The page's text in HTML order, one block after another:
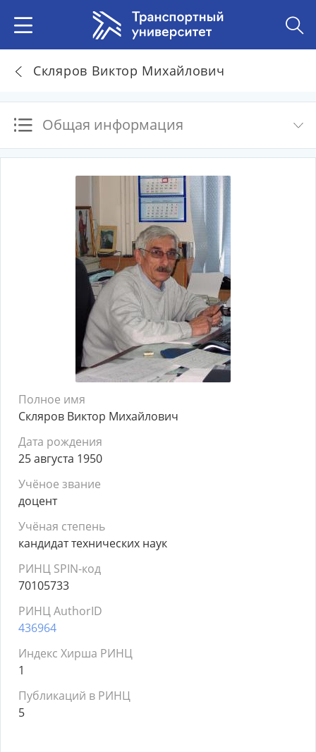
Скляров Виктор Михайлович
Общая информация
Полное имя
Скляров Виктор Михайлович
Дата рождения
25 августа 1950
Учёное звание
доцент
Учёная степень
кандидат технических наук
РИНЦ SPIN-код
70105733
РИНЦ AuthorID
436964
Индекс Хирша РИНЦ
1
Публикаций в РИНЦ
5